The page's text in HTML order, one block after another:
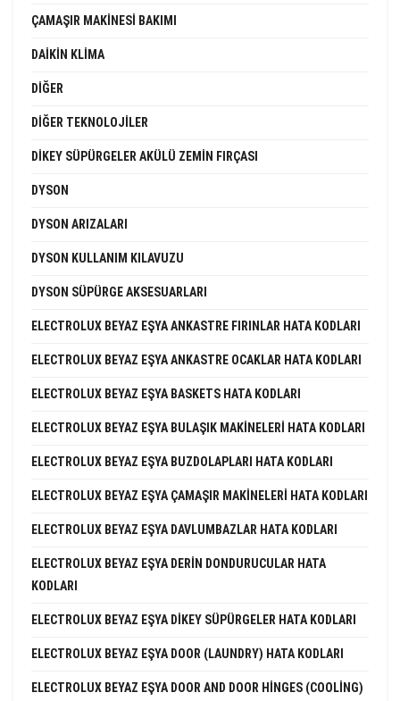
ÇAMAŞIR MAKINESI BAKIMI
DAIKIN KLIMA
DIĞER
DIĞER TEKNOLOJILER
DIKEY SÜPÜRGELER AKÜLÜ ZEMIN FIRÇASI
DYSON
DYSON ARIZALARI
DYSON KULLANIM KILAVUZU
DYSON SÜPÜRGE AKSESUARLARI
ELECTROLUX BEYAZ EŞYA ANKASTRE FIRINLAR HATA KODLARI
ELECTROLUX BEYAZ EŞYA ANKASTRE OCAKLAR HATA KODLARI
ELECTROLUX BEYAZ EŞYA BASKETS HATA KODLARI
ELECTROLUX BEYAZ EŞYA BULAŞIK MAKINELERI HATA KODLARI
ELECTROLUX BEYAZ EŞYA BUZDOLAPLARI HATA KODLARI
ELECTROLUX BEYAZ EŞYA ÇAMAŞIR MAKINELERI HATA KODLARI
ELECTROLUX BEYAZ EŞYA DAVLUMBAZLAR HATA KODLARI
ELECTROLUX BEYAZ EŞYA DERIN DONDURUCULAR HATA
KODLARI
ELECTROLUX BEYAZ EŞYA DIKEY SÜPÜRGELER HATA KODLARI
ELECTROLUX BEYAZ EŞYA DOOR (LAUNDRY) HATA KODLARI
ELECTROLUX BEYAZ EŞYA DOOR AND DOOR HINGES (COOLING)